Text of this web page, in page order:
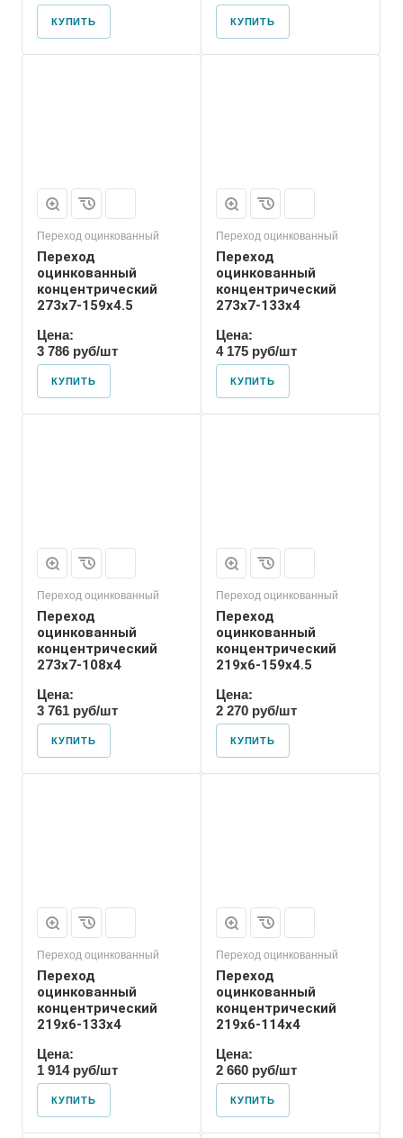
КУПИТЬ КУПИТЬ
Переход оцинкованный
Переход
оцинкованный
концентрический
273х7-159х4.5
Цена:
3 786 руб/шт
КУПИТЬ
Переход оцинкованный
Переход
оцинкованный
концентрический
273х7-133х4
Цена:
4 175 руб/шт
КУПИТЬ
Переход оцинкованный
Переход
оцинкованный
концентрический
273х7-108х4
Цена:
3 761 руб/шт
КУПИТЬ
Переход оцинкованный
Переход
оцинкованный
концентрический
219х6-159х4.5
Цена:
2 270 руб/шт
КУПИТЬ
Переход оцинкованный
Переход
оцинкованный
концентрический
219х6-133х4
Цена:
1 914 руб/шт
КУПИТЬ
Переход оцинкованный
Переход
оцинкованный
концентрический
219х6-114х4
Цена:
2 660 руб/шт
КУПИТЬ